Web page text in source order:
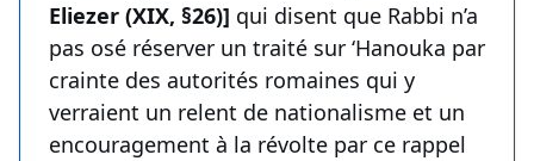
Eliezer (XIX, §26)] qui disent que Rabbi n’a
pas osé réserver un traité sur ‘Hanouka par
crainte des autorités romaines qui y
verraient un relent de nationalisme et un
encouragement à la révolte par ce rappel